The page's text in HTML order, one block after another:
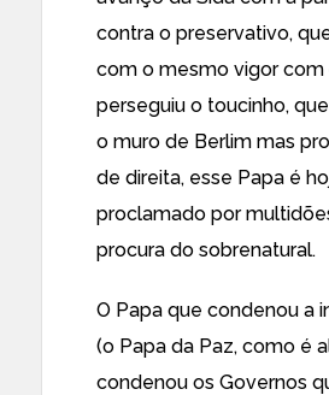
contra o preservativo,
com o mesmo vigor com
perseguiu o toucinho,
o muro de Berlim mas
de direita, esse Papa é
proclamado por
procura do sobrenatural.
O Papa que condenou a
(o Papa da Paz, como é
condenou os Governos